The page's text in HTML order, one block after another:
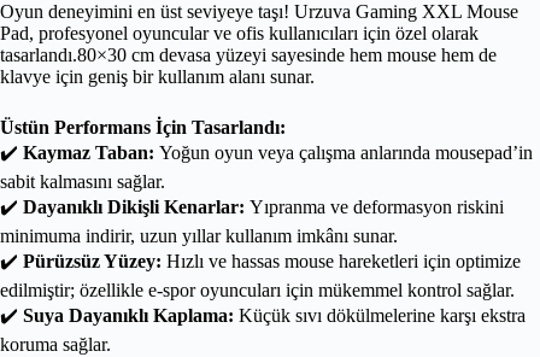
Oyun deneyimini en üst seviyeye taşı! Urzuva Gaming XXL Mouse
Pad, profesyonel oyuncular ve ofis kullanıcıları için özel olarak
tasarlandı.80×30 cm devasa yüzeyi sayesinde hem mouse hem de
klavye için geniş bir kullanım alanı sunar.
Üstün Performans İçin Tasarlandı:
✔️ Kaymaz Taban: Yoğun oyun veya çalışma anlarında mousepad’in
sabit kalmasını sağlar.
✔️ Dayanıklı Dikişli Kenarlar: Yıpranma ve deformasyon riskini
minimuma indirir, uzun yıllar kullanım imkânı sunar.
✔️ Pürüzsüz Yüzey: Hızlı ve hassas mouse hareketleri için optimize
edilmiştir; özellikle e-spor oyuncuları için mükemmel kontrol sağlar.
✔️ Suya Dayanıklı Kaplama: Küçük sıvı dökülmelerine karşı ekstra
koruma sağlar.